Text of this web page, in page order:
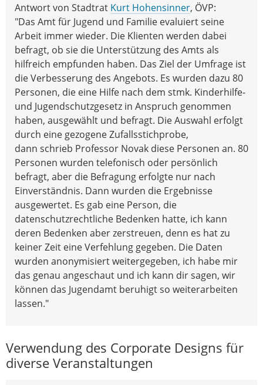
Antwort von Stadtrat Kurt Hohensinner, ÖVP:
"Das Amt für Jugend und Familie evaluiert seine
Arbeit immer wieder. Die Klienten werden dabei
befragt, ob sie die Unterstützung des Amts als
hilfreich empfunden haben. Das Ziel der Umfrage ist
die Verbesserung des Angebots. Es wurden dazu 80
Personen, die eine Hilfe nach dem stmk. Kinderhilfe-
und Jugendschutzgesetz in Anspruch genommen
haben, ausgewählt und befragt. Die Auswahl erfolgt
durch eine gezogene Zufallsstichprobe,
dann schrieb Professor Novak diese Personen an. 80
Personen wurden telefonisch oder persönlich
befragt, aber die Befragung erfolgte nur nach
Einverständnis. Dann wurden die Ergebnisse
ausgewertet. Es gab eine Person, die
datenschutzrechtliche Bedenken hatte, ich kann
deren Bedenken aber zerstreuen, denn es hat zu
keiner Zeit eine Verfehlung gegeben. Die Daten
wurden anonymisiert weitergegeben, ich habe mir
das genau angeschaut und ich kann dir sagen, wir
können das Jugendamt beruhigt so weiterarbeiten
lassen."
Verwendung des Corporate Designs für
diverse Veranstaltungen